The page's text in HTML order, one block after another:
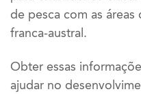
de pesca com as
franca-austral.
Obter essas
ajudar no